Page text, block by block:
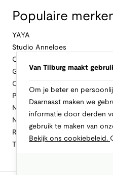
Populaire
YAYA
Studio Anneloes
Cambio
Geisha
Cast Iron
Profuomo
No Excess
New Balance
Rinascimento
Van Tilburg maakt
Om je beter en
Daarnaast maken we
informatie door derden
gebruik te maken van
Bekijk ons cookiebeleid.